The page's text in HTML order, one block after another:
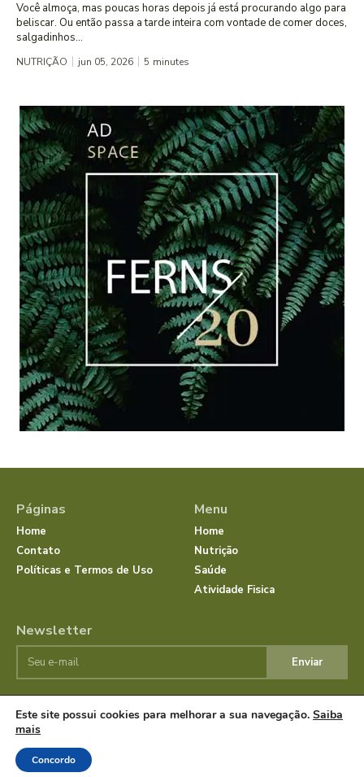
Você almoça, mas poucas horas depois já está procurando algo para
beliscar. Ou então passa a tarde inteira com vontade de comer doces,
salgadinhos...
NUTRIÇÃO jun 05, 2026 5 minutes
Páginas
Home
Contato
Políticas e Termos de Uso
Menu
Home
Nutrição
Saúde
Atividade Fisica
Newsletter
Enviar
© JornalSaudeBemEstar.Com.Br 2025 Todos os direitos
reservados.
Este site possui cookies para melhorar a sua navegação. Saiba
mais
Concordo